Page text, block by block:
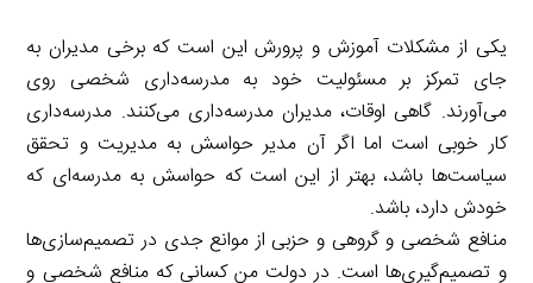
یکی از مشکلات آموزش و پرورش این است که برخی مدیران به
جای تمرکز بر مسئولیت خود به مدرسه‌داری شخصی روی
می‌آورند. گاهی اوقات، مدیران مدرسه‌داری می‌کنند. مدرسه‌داری
کار خوبی است اما اگر آن مدیر حواسش به مدیریت و تحقق
سیاست‌ها باشد، بهتر از این است که حواسش به مدرسه‌ای که
خودش دارد، باشد.
منافع شخصی و گروهی و حزبی از موانع جدی در تصمیم‌سازی‌ها
و تصمیم‌گیری‌ها است. در دولت من کسانی که منافع شخصی و